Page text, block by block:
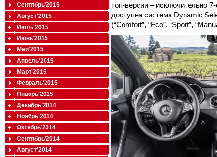
топ-версии – исключительно
доступна система Dynamic
(“Comfort”, “Eco”, “Sport”,
Сентябрь'2015
Август'2015
Июль'2015
Июнь'2015
Май'2015
Апрель'2015
Март'2015
Февраль'2015
Январь'2015
Декабрь'2014
Ноябрь'2014
Октябрь'2014
Сентябрь'2014
Август'2014